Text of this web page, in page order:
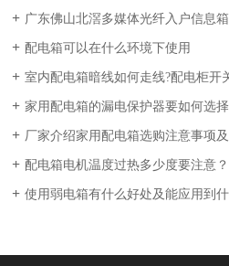
广东佛山北滘多媒体光纤入户信息
配电箱可以在什么环境下使用
室内配电箱暗线如何走线?配电柜开关配
家用配电箱的漏电保护器要如何选
厂家介绍家用配电箱选购注意事项
配电箱电机温度过热多少度要注意？
使用弱电箱有什么好处及能应用到